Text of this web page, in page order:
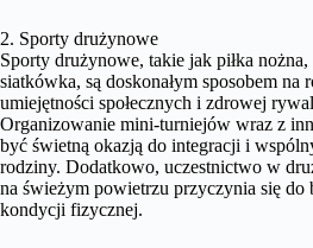
2. Sporty drużynowe
Sporty drużynowe, takie jak piłka
siatkówka, są doskonałym sposobem na
umiejętności społecznych i zdrowej
Organizowanie mini-turniejów wraz z
być świetną okazją do integracji i
rodziny. Dodatkowo, uczestnictwo w
na świeżym powietrzu przyczynia się do
kondycji fizycznej.